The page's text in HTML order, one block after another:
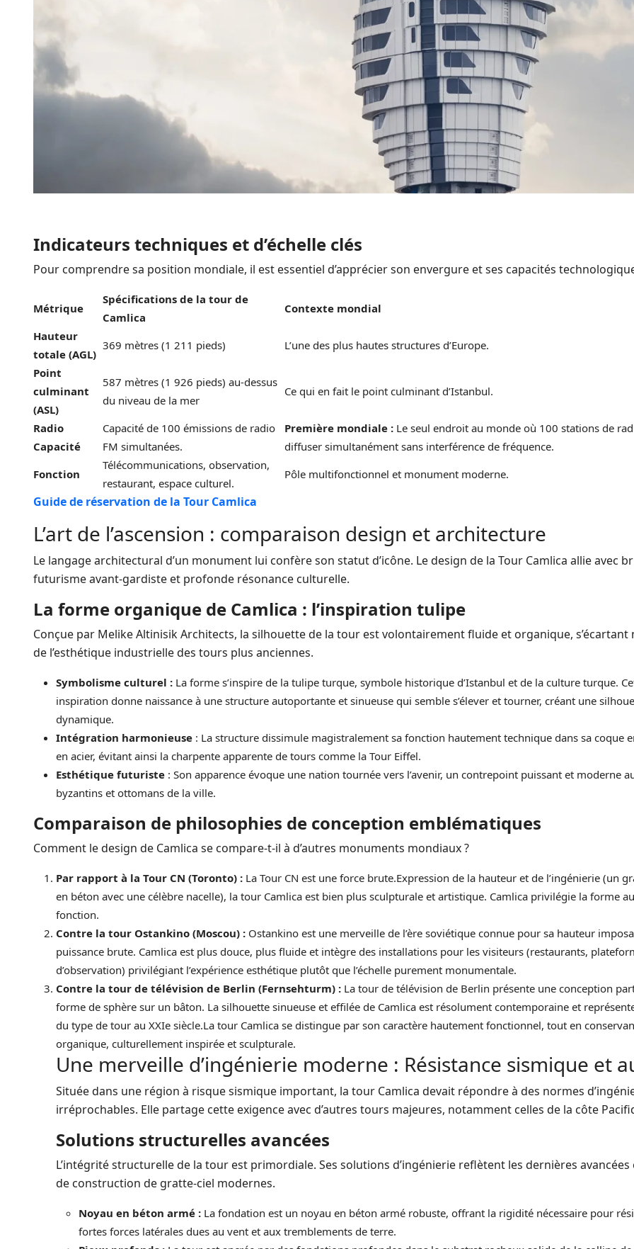
Indicateurs techniques et d’échelle clés
Pour comprendre sa position mondiale, il est essentiel d’apprécier son envergure et ses capacités
Métrique
Spécifications de la tour de
Camlica
Contexte mondial
Hauteur
totale (AGL)
369 mètres (1 211 pieds)
L’une des plus hautes structures d’Europe.
Point
culminant
(ASL)
587 mètres (1 926 pieds) au-dessus
du niveau de la mer
Ce qui en fait le point culminant d’Istanbul.
Radio
Capacité
Capacité de 100 émissions de radio
FM simultanées.
Première mondiale : Le seul endroit au monde où 100 stations de
diffuser simultanément sans interférence de fréquence.
Fonction
Télécommunications, observation,
restaurant, espace culturel.
Pôle multifonctionnel et monument moderne.
Guide de réservation de la Tour Camlica
L’art de l’ascension : comparaison design et architecture
Le langage architectural d’un monument lui confère son statut d’icône. Le design de la Tour Camlica allie avec
futurisme avant-gardiste et profonde résonance culturelle.
La forme organique de Camlica : l’inspiration tulipe
Conçue par Melike Altinisik Architects, la silhouette de la tour est volontairement fluide et organique,
de l’esthétique industrielle des tours plus anciennes.
Symbolisme culturel : La forme s’inspire de la tulipe turque, symbole historique d’Istanbul et de la culture turque.
inspiration donne naissance à une structure autoportante et sinueuse qui semble s’élever et tourner, créant une
dynamique.
Intégration harmonieuse : La structure dissimule magistralement sa fonction hautement technique dans sa coque
en acier, évitant ainsi la charpente apparente de tours comme la Tour Eiffel.
Esthétique futuriste : Son apparence évoque une nation tournée vers l’avenir, un contrepoint puissant et moderne
byzantins et ottomans de la ville.
Comparaison de philosophies de conception emblématiques
Comment le design de Camlica se compare-t-il à d’autres monuments mondiaux ?
Par rapport à la Tour CN (Toronto) : La Tour CN est une force brute.Expression de la hauteur et de l’ingénierie (un
en béton avec une célèbre nacelle), la tour Camlica est bien plus sculpturale et artistique. Camlica privilégie la forme
fonction.
Contre la tour Ostankino (Moscou) : Ostankino est une merveille de l’ère soviétique connue pour sa hauteur
puissance brute. Camlica est plus douce, plus fluide et intègre des installations pour les visiteurs (restaurants,
d’observation) privilégiant l’expérience esthétique plutôt que l’échelle purement monumentale.
Contre la tour de télévision de Berlin (Fernsehturm) : La tour de télévision de Berlin présente une conception
forme de sphère sur un bâton. La silhouette sinueuse et effilée de Camlica est résolument contemporaine et
du type de tour au XXIe siècle.La tour Camlica se distingue par son caractère hautement fonctionnel, tout en
organique, culturellement inspirée et sculpturale.
Une merveille d’ingénierie moderne : Résistance sismique et
Située dans une région à risque sismique important, la tour Camlica devait répondre à des normes
irréprochables. Elle partage cette exigence avec d’autres tours majeures, notamment celles de la côte
Solutions structurelles avancées
L’intégrité structurelle de la tour est primordiale. Ses solutions d’ingénierie reflètent les dernières
de construction de gratte-ciel modernes.
Noyau en béton armé : La fondation est un noyau en béton armé robuste, offrant la rigidité nécessaire pour
fortes forces latérales dues au vent et aux tremblements de terre.